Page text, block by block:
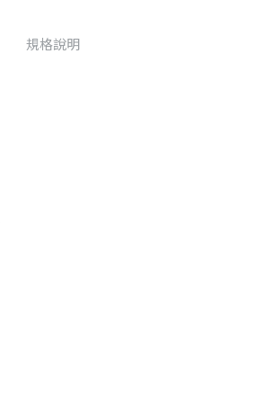
規格說明